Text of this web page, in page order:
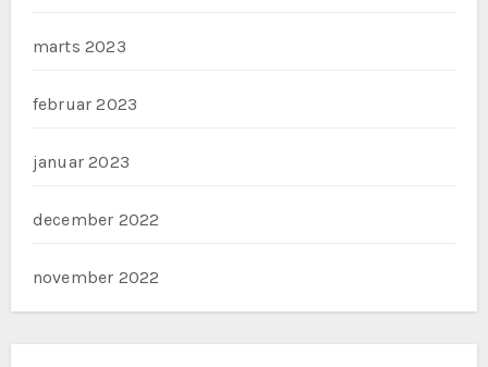
marts 2023
februar 2023
januar 2023
december 2022
november 2022